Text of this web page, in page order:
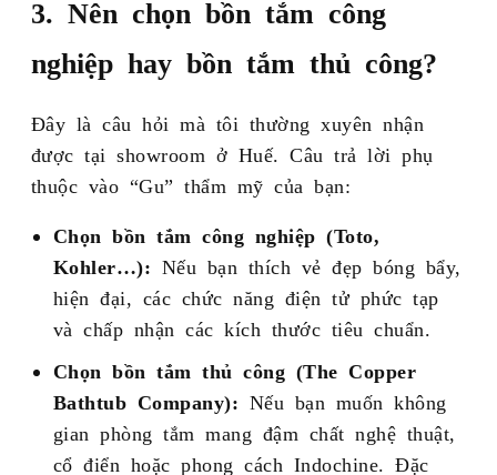
3. Nên chọn bồn tắm công
nghiệp hay bồn tắm thủ công?
Đây là câu hỏi mà tôi thường xuyên nhận
được tại showroom ở Huế. Câu trả lời phụ
thuộc vào “Gu” thẩm mỹ của bạn:
Chọn bồn tắm công nghiệp (Toto,
Kohler…): Nếu bạn thích vẻ đẹp bóng bẩy,
hiện đại, các chức năng điện tử phức tạp
và chấp nhận các kích thước tiêu chuẩn.
Chọn bồn tắm thủ công (The Copper
Bathtub Company): Nếu bạn muốn không
gian phòng tắm mang đậm chất nghệ thuật,
cổ điển hoặc phong cách Indochine. Đặc